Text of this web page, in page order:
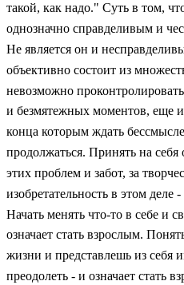
такой, как надо." Суть в том,
однозначно справделивым и
Не является он и
объективно состоит из
невозможно
и безмятежных моментов, еще
конца которым ждать
продолжаться. Принять на себя
этих проблем и забот, за
изобретательность в этом деле
Начать менять что-то в себе и
означает стать взрослым.
жизни и представлешь из себя
преодолеть - и означает стать